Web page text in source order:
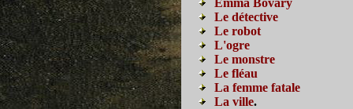
Emma Bovary
Le détective
Le robot
L'ogre
Le monstre
Le fléau
La femme fatale
La ville.